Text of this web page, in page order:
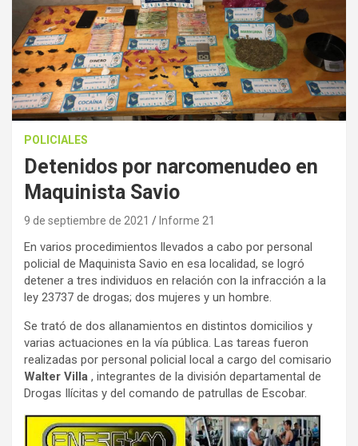
POLICIALES
Detenidos por narcomenudeo en
Maquinista Savio
9 de septiembre de 2021 Informe 21
En varios procedimientos llevados a cabo por personal
policial de Maquinista Savio en esa localidad, se logró
detener a tres individuos en relación con la infracción a la
ley 23737 de drogas; dos mujeres y un hombre.
Se trató de dos allanamientos en distintos domicilios y
varias actuaciones en la vía pública. Las tareas fueron
realizadas por personal policial local a cargo del comisario
Walter Villa , integrantes de la división departamental de
Drogas Ilícitas y del comando de patrullas de Escobar.